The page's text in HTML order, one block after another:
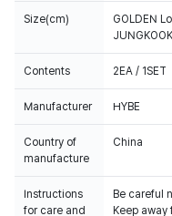
Size(cm)
GOLDEN
Contents 2EA / 1SET
Manufacturer HYBE
Country of
manufacture
China
Instructions
for care and
Be careful
Keep